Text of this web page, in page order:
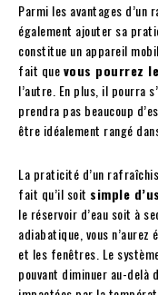
Parmi les avantages
également ajouter sa
constitue un appareil
fait quevous pourrez
l’autre. En plus, il pourra
prendra pas beaucoup
être idéalement rangé
La praticité d’un
fait qu’il soit simple
le réservoir d’eau soit à
adiabatique, vous
et les fenêtres. Le
pouvant diminuer au-delà